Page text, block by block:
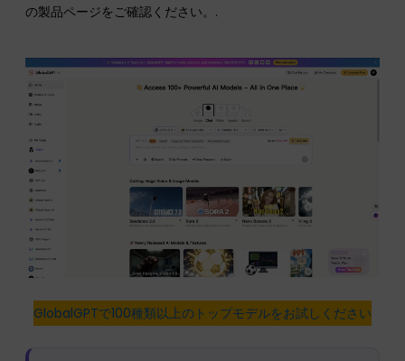
の製品ページをご確認ください。.
GlobalGPTで100種類以上のトップモデルをお試しください